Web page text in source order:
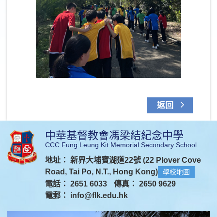
返回
中華基督教會馮梁結紀念中學
CCC Fung Leung Kit Memorial Secondary School
地址： 新界大埔寶湖道22號 (22 Plover Cove
Road, Tai Po, N.T., Hong Kong)
學校地圖
電話： 2651 6033
傳真： 2650 9629
電郵： info@flk.edu.hk